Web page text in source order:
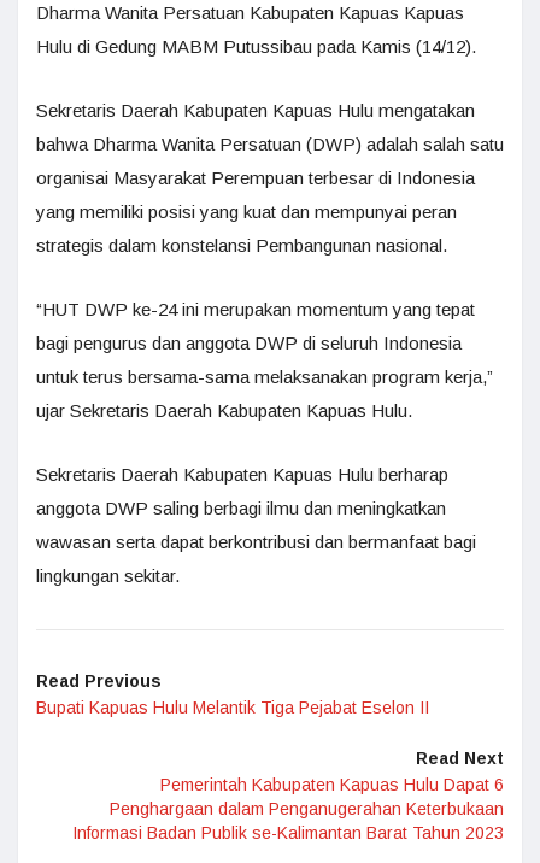
Dharma Wanita Persatuan Kabupaten Kapuas Kapuas
Hulu di Gedung MABM Putussibau pada Kamis (14/12).
Sekretaris Daerah Kabupaten Kapuas Hulu mengatakan
bahwa Dharma Wanita Persatuan (DWP) adalah salah satu
organisai Masyarakat Perempuan terbesar di Indonesia
yang memiliki posisi yang kuat dan mempunyai peran
strategis dalam konstelansi Pembangunan nasional.
“HUT DWP ke-24 ini merupakan momentum yang tepat
bagi pengurus dan anggota DWP di seluruh Indonesia
untuk terus bersama-sama melaksanakan program kerja,”
ujar Sekretaris Daerah Kabupaten Kapuas Hulu.
Sekretaris Daerah Kabupaten Kapuas Hulu berharap
anggota DWP saling berbagi ilmu dan meningkatkan
wawasan serta dapat berkontribusi dan bermanfaat bagi
lingkungan sekitar.
Read Previous
Bupati Kapuas Hulu Melantik Tiga Pejabat Eselon II
Read Next
Pemerintah Kabupaten Kapuas Hulu Dapat 6
Penghargaan dalam Penganugerahan Keterbukaan
Informasi Badan Publik se-Kalimantan Barat Tahun 2023